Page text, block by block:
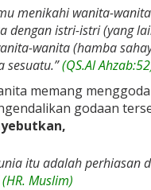
menikahi wanita-
dengan istri-istri (yang
wanita (hamba
sesuatu.”(QS.Al
memang
godaan
itu adalah perhiasan
Muslim)